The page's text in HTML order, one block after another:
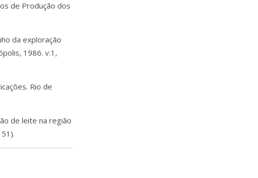
de Produção dos
da exploração
1986. v.1,
Rio de
de leite na região